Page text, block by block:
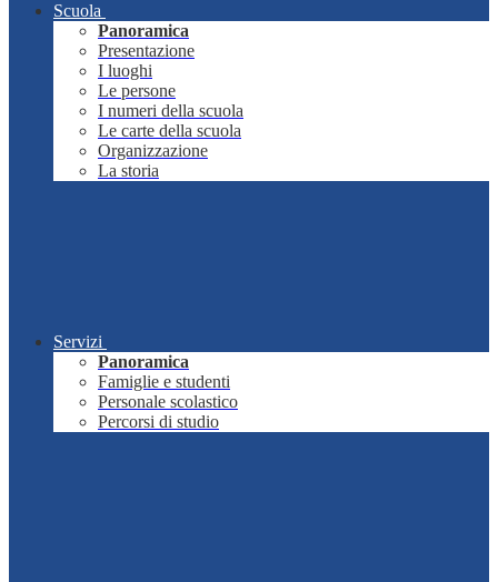
Scuola
Panoramica
Presentazione
I luoghi
Le persone
I numeri della scuola
Le carte della scuola
Organizzazione
La storia
Servizi
Panoramica
Famiglie e studenti
Personale scolastico
Percorsi di studio